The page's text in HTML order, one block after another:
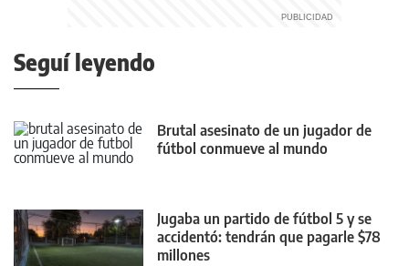
Seguí leyendo
Brutal asesinato de un jugador de
fútbol conmueve al mundo
Jugaba un partido de fútbol 5 y se
accidentó: tendrán que pagarle $78
millones